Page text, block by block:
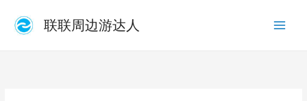
联联周边游达人